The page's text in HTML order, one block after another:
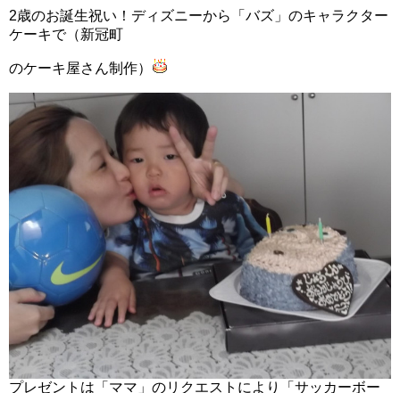
2歳のお誕生祝い！ディズニーから「バズ」のキャラクター
ケーキで（新冠町
のケーキ屋さん制作）
プレゼントは「ママ」のリクエストにより「サッカーボー